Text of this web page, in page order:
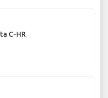
C-HR